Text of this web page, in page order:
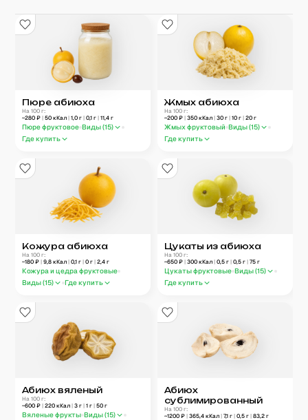
Пюре абиюха
На 100 г:
~280 ₽| 50 кКал| 1,0 г| 0,1 г| 11,4 г
Пюре фруктовое Виды (15)
Где купить
Жмых абиюха
На 100 г:
~200 ₽ | 350 кКал | 30 г | 10 г | 20 г
Жмых фруктовый Виды (15)
Где купить
Кожура абиюха
На 100 г:
~180 ₽| 9,8 кКал| 0,1 г| 0 г| 2,4 г
Кожура и цедра фруктовые
Виды (15) Где купить
Цукаты из абиюха
На 100 г:
~650 ₽ | 300 кКал | 0,5 г | 0,5 г | 75 г
Цукаты фруктовые Виды (15)
Где купить
Абиюх вяленый
На 100 г:
~600 ₽| 220 кКал| 3 г| 1 г| 50 г
Вяленые фрукты Виды (15)
Абиюх
сублимированный
На 100 г:
~1200 ₽ | 365,4 кКал | 7,1 г | 0,5 г | 83,2 г